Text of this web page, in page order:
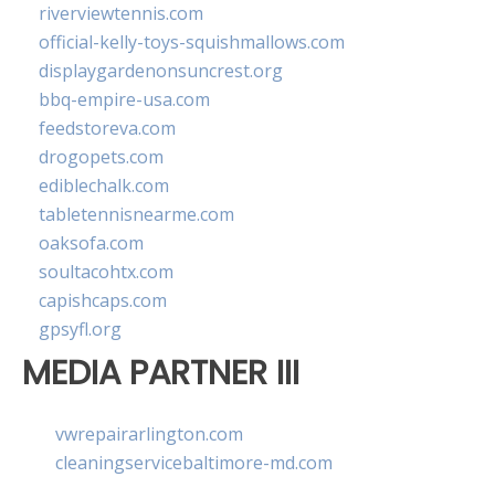
riverviewtennis.com
official-kelly-toys-squishmallows.com
displaygardenonsuncrest.org
bbq-empire-usa.com
feedstoreva.com
drogopets.com
ediblechalk.com
tabletennisnearme.com
oaksofa.com
soultacohtx.com
capishcaps.com
gpsyfl.org
MEDIA PARTNER III
vwrepairarlington.com
cleaningservicebaltimore-md.com